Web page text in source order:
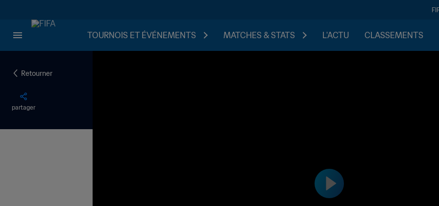
TOURNOIS ET ÉVÉNEMENTS MATCHES & STATS L'ACTU CLASSEMENTS
Retourner
partager